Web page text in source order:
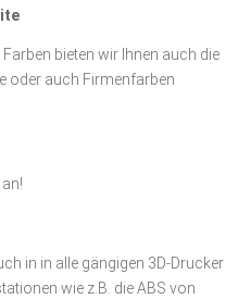
bieten wir Ihnen auch die
oder auch Firmenfarben
in in alle gängigen 3D-Drucker
wie z.B. die ABS von